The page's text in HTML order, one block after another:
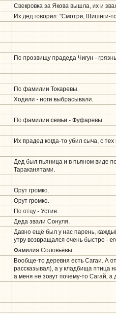
Свекровка за Якова вышла, их и
Их дед говорил: "Смотри, Шишиги-
По прозвищу прадеда Чигун -
По фамилии Токаревы.
Ходили - ноги выбрасывали.
По фамилии семьи - Фуфаревы.
Их прадед когда-то убил сыча, с
Дед был пьяница и в пьяном виде
Тараканятами.
Орут громко.
Орут громко.
По отцу - Устин.
Деда звали Сонуля.
Давно ещё был у нас парень,
утру возвращался очень быстро -
Фамилия Соловьёвы.
Вообще-то деревня есть Сагаи. А
рассказывал), а у кладбища птица
а меня не зовут почему-то Сагай,